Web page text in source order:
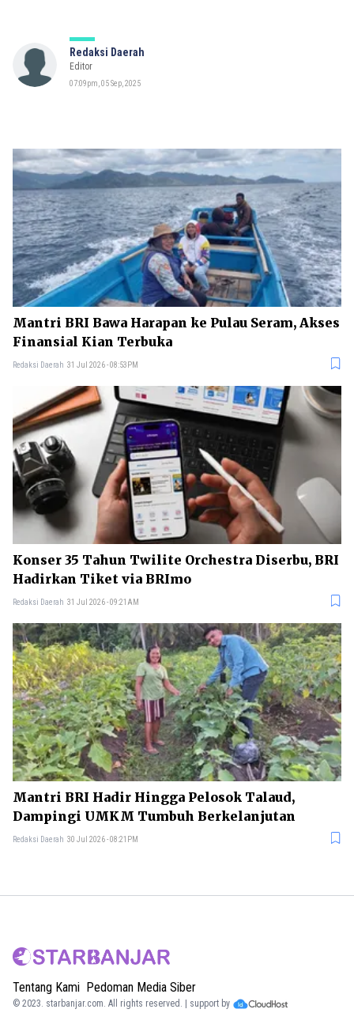
Redaksi Daerah
Editor
07:09pm, 05 Sep, 2025
Mantri BRI Bawa Harapan ke Pulau Seram, Akses
Finansial Kian Terbuka
Redaksi Daerah 31 Jul 2026 - 08:53PM
Konser 35 Tahun Twilite Orchestra Diserbu, BRI
Hadirkan Tiket via BRImo
Redaksi Daerah 31 Jul 2026 - 09:21AM
Mantri BRI Hadir Hingga Pelosok Talaud,
Dampingi UMKM Tumbuh Berkelanjutan
Redaksi Daerah 30 Jul 2026 - 08:21PM
Tentang Kami Pedoman Media Siber
© 2023. starbanjar.com. All rights reserved. | support by